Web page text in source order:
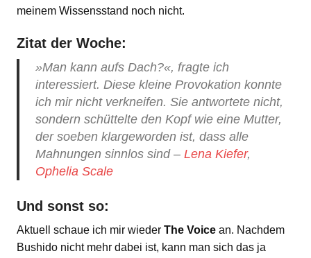
meinem Wissensstand noch nicht.
Zitat der Woche:
»Man kann aufs Dach?«, fragte ich
interessiert. Diese kleine Provokation konnte
ich mir nicht verkneifen. Sie antwortete nicht,
sondern schüttelte den Kopf wie eine Mutter,
der soeben klargeworden ist, dass alle
Mahnungen sinnlos sind – Lena Kiefer,
Ophelia Scale
Und sonst so:
Aktuell schaue ich mir wieder The Voice an. Nachdem
Bushido nicht mehr dabei ist, kann man sich das ja